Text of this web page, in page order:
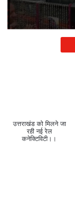
उत्तराखंड को मिलने जा
रही नई रेल
कनेक्टिविटी।।